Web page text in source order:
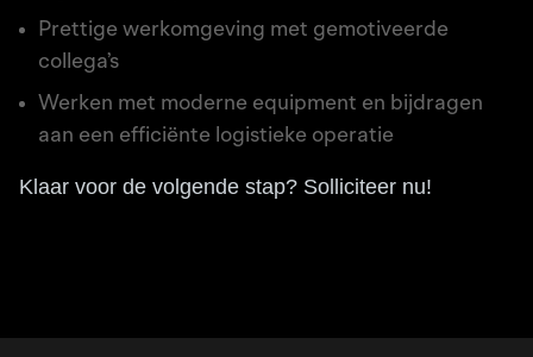
Prettige werkomgeving met gemotiveerde
collega’s
Werken met moderne equipment en bijdragen
aan een efficiënte logistieke operatie
Klaar voor de volgende stap? Solliciteer nu!